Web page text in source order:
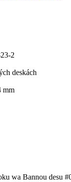
2
deskách
mm
wa Bannou desu